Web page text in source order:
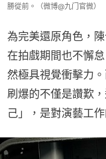
勝從前。（微博@九门官微）
為完美還原角色，
在拍戲期間也不懈
然極具視覺衝擊力
刷爆的不僅是讚歎
己」，是對演藝工作